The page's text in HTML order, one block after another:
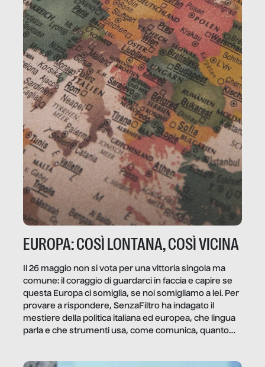
EUROPA: COSÌ LONTANA, COSÌ VICINA
Il 26 maggio non si vota per una vittoria singola ma
comune: il coraggio di guardarci in faccia e capire se
questa Europa ci somiglia, se noi somigliamo a lei. Per
provare a rispondere, SenzaFiltro ha indagato il
mestiere della politica italiana ed europea, che lingua
parla e che strumenti usa, come comunica, quanto